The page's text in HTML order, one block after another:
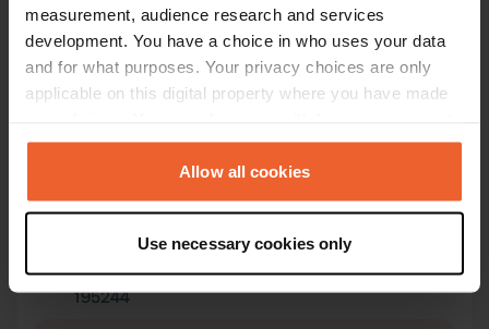
measurement, audience research and services
development. You have a choice in who uses your data
and for what purposes. Your privacy choices are only
applicable on this digital property where you have made
any time from the Cookie Declaration or by clicking on
the Privacy trigger icon.
Collect information about your geographical location
which can be accurate to within several meters
Identify your device by actively scanning it for
Allow all cookies
Use necessary cookies only
Posizione
Peetri plats 7
20308, Narva linn, Estonia
Coordinate
59° 22' 32" N 28° 12' 5" E
Copia
59.37569 28.20137
Codice sito
195244